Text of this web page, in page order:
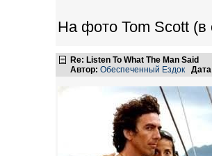
На фото Tom Scott
Re: Listen To What The Man Said
Автор: Обеспеченный Ездок